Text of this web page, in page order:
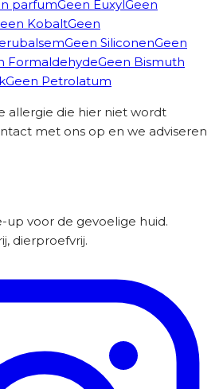
parfumGeen Euxyl Geen
KobaltGeen
Geen SiliconenGeen
FormaldehydeGeen Bismuth
Geen Petrolatum
allergie die hier niet wordt
met ons op en we adviseren
voor de gevoelige huid.
dierproefvrij.